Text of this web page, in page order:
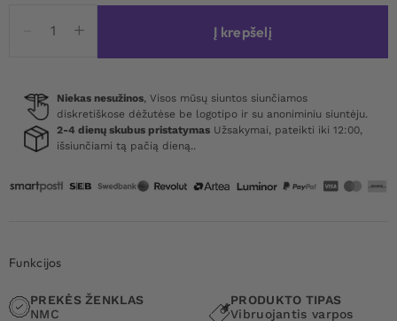
kiekis:
Extension
With
Remote
Control
Į krepšelį
Niekas nesužinos, Visos mūsų siuntos siunčiamos
diskretiškose dėžutėse be logotipo ir su anoniminiu siuntėju.
2-4 dienų skubus pristatymas Užsakymai, pateikti iki 12:00,
išsiunčiami tą pačią dieną..
Funkcijos
PREKĖS ŽENKLAS
NMC
PRODUKTO TIPAS
Vibruojantis varpos